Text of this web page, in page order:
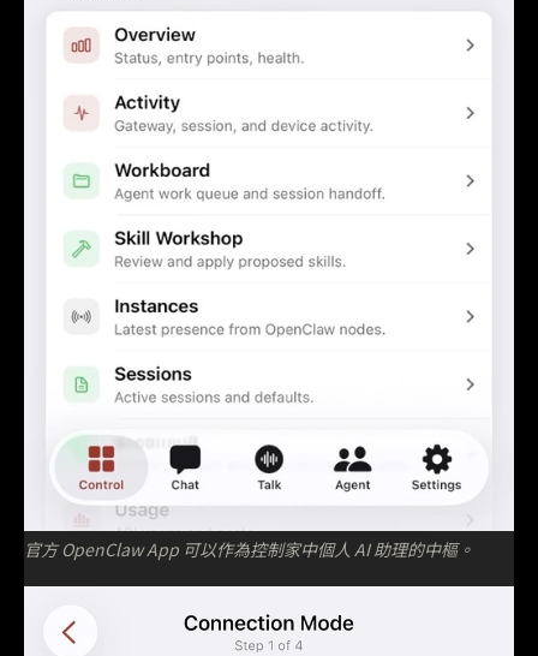
官方 OpenClaw App 可以作為控制家中個人 AI 助理的中樞。